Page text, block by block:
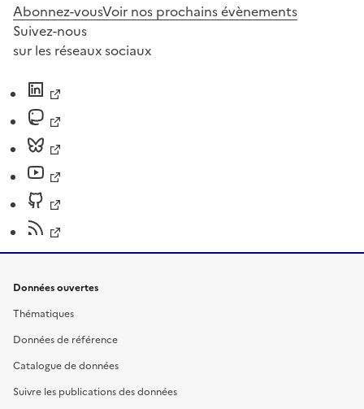
Abonnez-vousVoir nos prochains évènements
Suivez-nous
sur les réseaux sociaux
Données ouvertes
Thématiques
Données de référence
Catalogue de données
Suivre les publications des données